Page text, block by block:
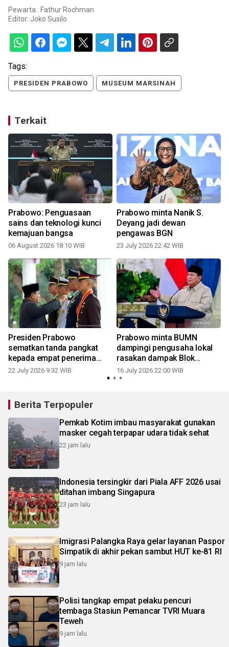
Pewarta : Fathur Rochman
Editor: Joko Susilo
Tags:
PRESIDEN PRABOWO MUSEUM MARSINAH
Terkait
Prabowo: Penguasaan
sains dan teknologi kunci
kemajuan bangsa
06 August 2026 18:10 WIB
Prabowo minta Nanik S.
Deyang jadi dewan
pengawas BGN
23 July 2026 22:42 WIB
Presiden Prabowo
sematkan tanda pangkat
kepada empat penerima
Adhi Makayasa
22 July 2026 9:32 WIB
Prabowo minta BUMN
dampingi pengusaha lokal
rasakan dampak Blok
Masela
16 July 2026 22:00 WIB
Berita Terpopuler
Pemkab Kotim imbau masyarakat gunakan
masker cegah terpapar udara tidak sehat
22 jam lalu
Indonesia tersingkir dari Piala AFF 2026 usai
ditahan imbang Singapura
23 jam lalu
Imigrasi Palangka Raya gelar layanan Paspor
Simpatik di akhir pekan sambut HUT ke-81 RI
9 jam lalu
Polisi tangkap empat pelaku pencuri
tembaga Stasiun Pemancar TVRI Muara
Teweh
9 jam lalu